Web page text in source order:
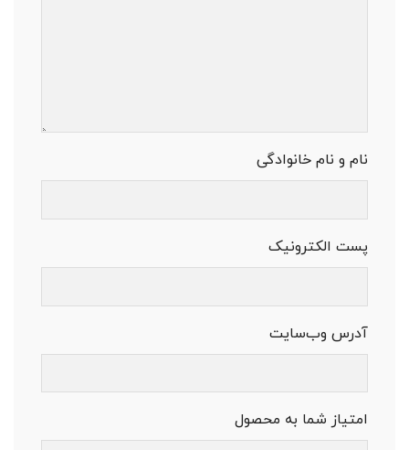
نام و نام خانوادگی
پست الکترونیک
آدرس وب‌سایت
امتیاز شما به محصول